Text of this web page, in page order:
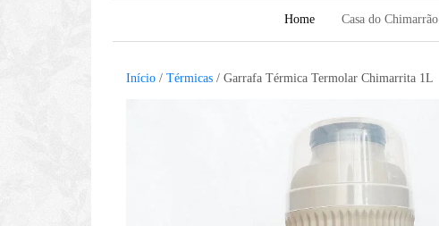
Home Casa do Chimarrão
Início / Térmicas / Garrafa Térmica Termolar Chimarrita 1L